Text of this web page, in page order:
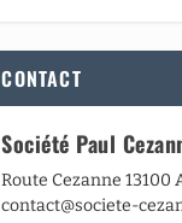
CONTACT
Société Paul
Route Cezanne 13100
contact@societe-